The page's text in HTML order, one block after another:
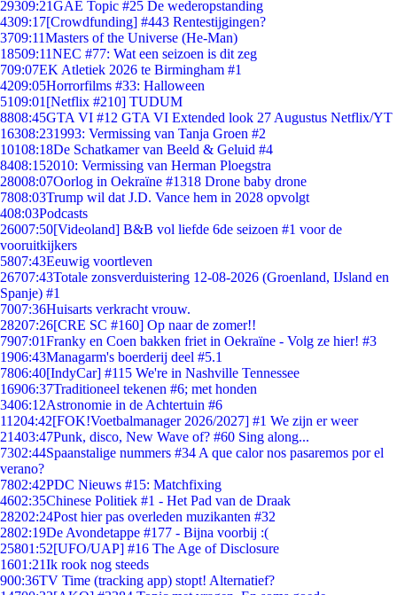
29309:21GAE Topic #25 De wederopstanding
4309:17[Crowdfunding] #443 Rentestijgingen?
3709:11Masters of the Universe (He-Man)
18509:11NEC #77: Wat een seizoen is dit zeg
709:07EK Atletiek 2026 te Birmingham #1
4209:05Horrorfilms #33: Halloween
5109:01 [Netflix #210] TUDUM
8808:45GTA VI #12 GTA VI Extended look 27 Augustus Netflix/YT
16308:231993: Vermissing van Tanja Groen #2
10108:18De Schatkamer van Beeld & Geluid #4
8408:152010: Vermissing van Herman Ploegstra
28008:07Oorlog in Oekraïne #1318 Drone baby drone
7808:03Trump wil dat J.D. Vance hem in 2028 opvolgt
408:03Podcasts
26007:50[Videoland] B&B vol liefde 6de seizoen #1 voor de
vooruitkijkers
5807:43Eeuwig voortleven
26707:43Totale zonsverduistering 12-08-2026 (Groenland, IJsland en
Spanje) #1
7007:36Huisarts verkracht vrouw.
28207:26[CRE SC #160] Op naar de zomer!!
7907:01Franky en Coen bakken friet in Oekraïne - Volg ze hier! #3
1906:43Managarm's boerderij deel #5.1
7806:40[IndyCar] #115 We're in Nashville Tennessee
16906:37Traditioneel tekenen #6; met honden
3406:12Astronomie in de Achtertuin #6
11204:42[FOK!Voetbalmanager 2026/2027] #1 We zijn er weer
21403:47Punk, disco, New Wave of? #60 Sing along...
7302:44Spaanstalige nummers #34 A que calor nos pasaremos por el
verano?
7802:42PDC Nieuws #15: Matchfixing
4602:35Chinese Politiek #1 - Het Pad van de Draak
28202:24Post hier pas overleden muzikanten #32
2802:19De Avondetappe #177 - Bijna voorbij :(
25801:52[UFO/UAP] #16 The Age of Disclosure
1601:21Ik rook nog steeds
900:36TV Time (tracking app) stopt! Alternatief?